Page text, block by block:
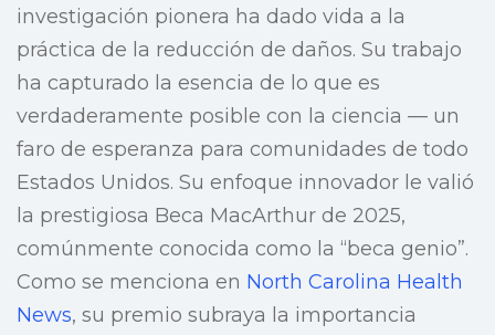
investigación pionera ha dado vida a la
práctica de la reducción de daños. Su trabajo
ha capturado la esencia de lo que es
verdaderamente posible con la ciencia — un
faro de esperanza para comunidades de todo
Estados Unidos. Su enfoque innovador le valió
la prestigiosa Beca MacArthur de 2025,
comúnmente conocida como la “beca genio”.
Como se menciona en North Carolina Health
News, su premio subraya la importancia